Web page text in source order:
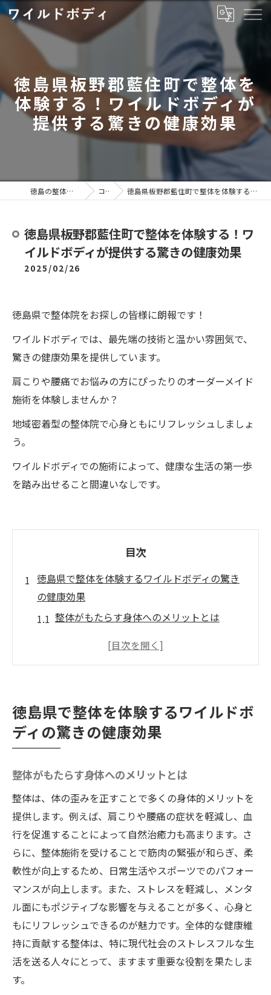
徳島県板野郡藍住町で整体を
体験する！ワイルドボディが
提供する驚きの健康効果
徳島の整体ならワイルドボディ コラム 徳島県板野郡藍住町で整体を体験する！ワイルドボディが提供する驚きの健康効果
徳島県板野郡藍住町で整体を体験する！ワ
イルドボディが提供する驚きの健康効果
2025/02/26
徳島県で整体院をお探しの皆様に朗報です！
ワイルドボディでは、最先端の技術と温かい雰囲気で、
驚きの健康効果を提供しています。
肩こりや腰痛でお悩みの方にぴったりのオーダーメイド
施術を体験しませんか？
地域密着型の整体院で心身ともにリフレッシュしましょ
う。
ワイルドボディでの施術によって、健康な生活の第一歩
を踏み出せること間違いなしです。
目次
徳島県で整体を体験するワイルドボディの驚き
の健康効果
整体がもたらす身体へのメリットとは
徳島県で支持されるワイルドボディの信頼
整体の基本とその効果的な活用法
地域住民が選ぶワイルドボディの理由
ィで新しい健康習慣を
肩こりの原因と整体による改善策
腰痛に特化した整体プログラムの詳細
日常生活に取り入れる整体のセルフケア
ワイルドボディの施術で得られる長期的な
効果
整体を活用した健康習慣の作り方
利用者コミュニティによる整体の口コミ
地域密着型の整体院ワイルドボディで心身とも
にリフレッシュ
徳島県で整体を体験するワイルドボ
ディの驚きの健康効果
整体がもたらす身体へのメリットとは
整体は、体の歪みを正すことで多くの身体的メリットを
提供します。例えば、肩こりや腰痛の症状を軽減し、血
行を促進することによって自然治癒力も高まります。さ
らに、整体施術を受けることで筋肉の緊張が和らぎ、柔
軟性が向上するため、日常生活やスポーツでのパフォー
マンスが向上します。また、ストレスを軽減し、メンタ
ル面にもポジティブな影響を与えることが多く、心身と
もにリフレッシュできるのが魅力です。全体的な健康維
持に貢献する整体は、特に現代社会のストレスフルな生
活を送る人々にとって、ますます重要な役割を果たしま
す。